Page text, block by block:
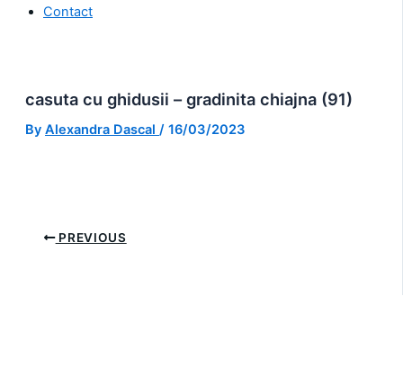
Contact
casuta cu ghidusii – gradinita chiajna (91)
By Alexandra Dascal / 16/03/2023
PREVIOUS